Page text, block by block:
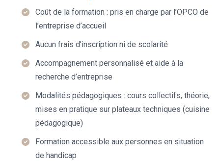
Coût de la formation : pris en charge par l’OPCO de
l’entreprise d’accueil
Aucun frais d’inscription ni de scolarité
Accompagnement personnalisé et aide à la
recherche d’entreprise
Modalités pédagogiques : cours collectifs, théorie,
mises en pratique sur plateaux techniques (cuisine
pédagogique)
Formation accessible aux personnes en situation
de handicap